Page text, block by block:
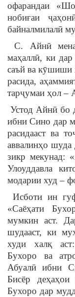
офарандаи
нобиғаи
байналмилалӣ
С. Айнӣ
маҳаллӣ, ки
саъй ва кӯшиши
расида,
тарҷумаи ҳол –
Устод Айнӣ бо
ибни Сино дар
расидааст ва
аввалинҳо
зикр мекунад:
Улоуддавла
модарии худ –
Исботи ин
«Саёҳати
мумкин аст.
шудааст, ки
худи халқ
Бухоро ва
Абуалӣ ибни
Бисёр
Бухоро дар